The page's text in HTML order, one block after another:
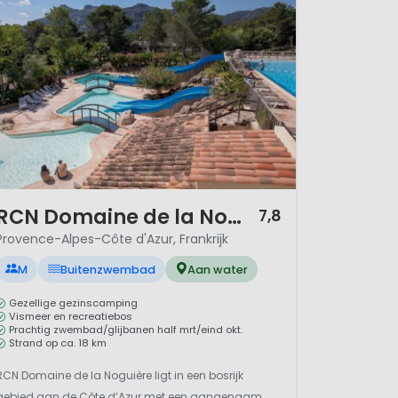
van Frankrijk en bestaat uit
Bouches-du-Rhône,
en Provence-Alpes.Klik
specialiteit.
en lange wandeltochten
voelen. Bekend om de
ook, waar je de
hier ook gesitueerd;
iedereen natuurlijk bekend
RCN Domaine de la Noguière 7,8
Alpes-Côte d'Azur, Frankrijk
M Buitenzwembad Aan water
Gezellige gezinscamping
Vismeer en recreatiebos
Prachtig zwembad/glijbanen half mrt/eind okt.
Strand op ca. 18 km
Domaine de la Noguière ligt in een bosrijk